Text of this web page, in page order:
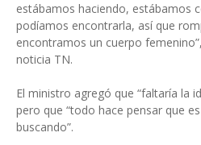
estábamos haciendo, estábamos
podíamos encontrarla, así que
encontramos un cuerpo
noticia TN.
El ministro agregó que “faltaría la
pero que “todo hace pensar que
buscando”.